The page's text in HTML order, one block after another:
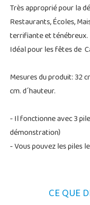
Très approprié pour la
Restaurants, Écoles,
terrifiante et ténébreux.
Idéal pour les fêtes de
Mesures du produit: 32
cm. d´hauteur.
- Il fonctionne avec 3
démonstration)
- Vous pouvez les piles
CE QUE